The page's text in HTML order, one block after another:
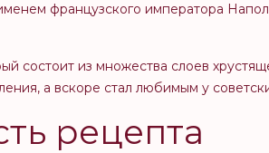
французского императора
состоит из множества слоев
а вскоре стал любимым у
рецепта